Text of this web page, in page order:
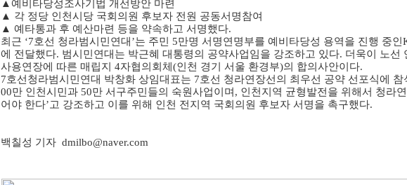
▲예비타당성조사기법 개선방안 마련
▲ 각 정당 인천시당 국회의원 후보자 전원 공동서명참여
▲ 예타통과 후 예산마련 등을 약속하고 서명했다.
최근 ‘7호선 청라범시민연대’는 주민 5만명 서명연명부를 예비타당성 용역을 진행 중
에 전달했다. 범시민연대는 박근혜 대통령의 공약사업임을 강조하고 있다. 더욱이 노선
사용연장에 따른 매립지 4자협의회체(인천 경기 서울 환경부)의 합의사안이다.
7호선청라범시민연대 박창화 상임대표는 7호선 청라연장선의 최우선 공약 선포식에 참
00만 인천시민과 50만 서구주민들의 숙원사업이며, 인천지역 균형발전을 위해서 청라
어야 한다’고 강조하고 이를 위해 인천 전지역 국회의원 후보자 서명을 촉구했다.
백칠성 기자 dmilbo@naver.com